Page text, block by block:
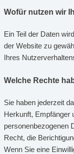
Wofür nutzen wir
Ein Teil der Daten
der Website zu
Ihres
Welche Rechte
Sie haben jederzeit
Herkunft, Empfänger
personenbezogenen
Recht, die
Wenn Sie eine